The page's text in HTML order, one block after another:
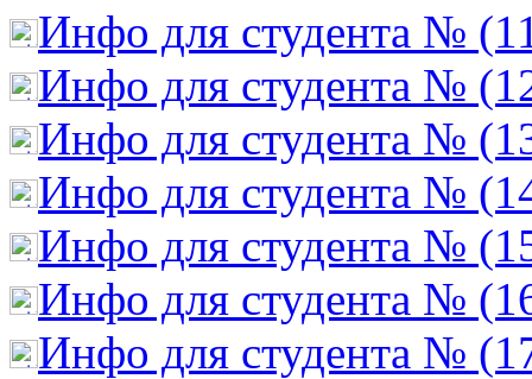
Инфо для студента №
Инфо для студента №
Инфо для студента №
Инфо для студента №
Инфо для студента №
Инфо для студента №
Инфо для студента №